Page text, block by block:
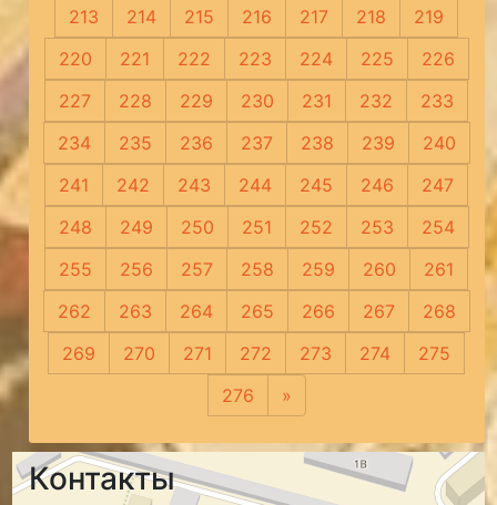
213
214 215 216 217 218
219
220
221 222 223 224 225
226
227
228 229 230 231 232
233
234
235 236 237 238 239
240
241
242 243 244 245 246
247
248
249 250 251 252 253
254
255
256 257 258 259 260
261
262
263 264 265 266 267
268
269
270 271 272 273 274
275
276
»
Контакты